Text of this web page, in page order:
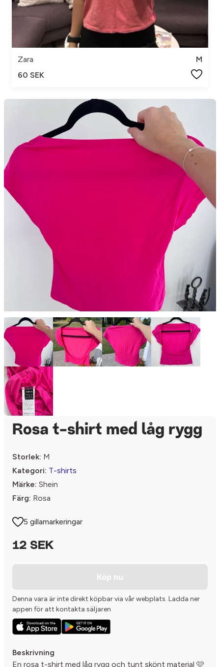
Zara
M
60 SEK
Rosa t-shirt med låg rygg
Storlek: M
Kategori: T-shirts
Märke: Shein
Färg: Rosa
5 gillamarkeringar
12 SEK
Köp nu
Denna vara är inte direkt köpbar via vår webplats. Ladda ner
appen för att kontakta säljaren
Beskrivning
En rosa t-shirt med låg rygg och tunt skönt material 🩷